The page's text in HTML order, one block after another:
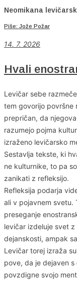
Neomikana
Piše: Jože Požar
14. 7. 2026
Hvali
Levičar sebe
tem govorijo površne
prepričan, da
razumejo pojma
izraženo levičarsko
Sestavlja tekste, ki
ne kulturnike, to pa
zanikati z refleksijo.
Refleksija podarja
ali v pojavnem svetu.
preseganje
levičar izdeluje svet
dejanskosti, ampak
Levičar torej izraža
pove, da je dejaven
povzdigne svojo